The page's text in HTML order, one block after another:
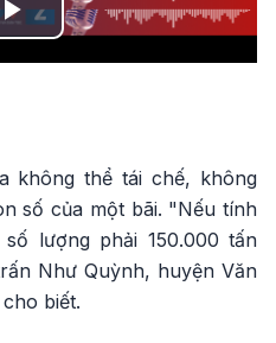
Play
không thể tái chế, không
số của một bãi. "Nếu tính
lượng phải 150.000 tấn
Như Quỳnh, huyện Văn
biết.